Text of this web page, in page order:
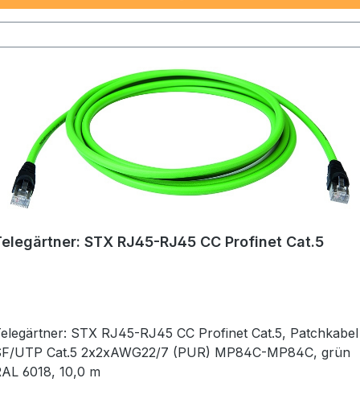
STX RJ45-RJ45 CC Profinet Cat.5
STX RJ45-RJ45 CC Profinet Cat.5, Patchkabel
UTP Cat.5 2x2xAWG22/7 (PUR) MP84C-MP84C, grün
6018, 10,0 m